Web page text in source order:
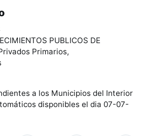
PUBLICOS DE
Primarios,
a los Municipios del Interior
disponibles el dia 07-07-